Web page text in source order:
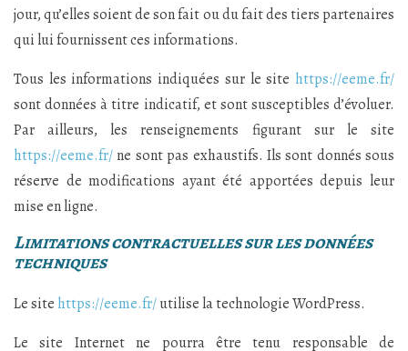
jour, qu’elles soient de son fait ou du fait des tiers partenaires
qui lui fournissent ces informations.
Tous les informations indiquées sur le site https://eeme.fr/
sont données à titre indicatif, et sont susceptibles d’évoluer.
Par ailleurs, les renseignements figurant sur le site
https://eeme.fr/ ne sont pas exhaustifs. Ils sont donnés sous
réserve de modifications ayant été apportées depuis leur
mise en ligne.
Limitations contractuelles sur les données
techniques
Le site https://eeme.fr/utilise la technologie WordPress.
Le site Internet ne pourra être tenu responsable de